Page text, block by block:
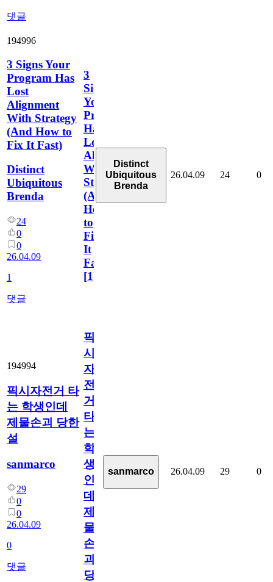
댓글
194996
3 Signs Your
Program Has
Lost
Alignment
With Strategy
(And How to
Fix It Fast)
Distinct
Ubiquitous
Brenda
24
0
0
26.04.09
1
댓글
3
Signs
Your
Program
Has
Lost
Alignment
With
Strategy
(And
How
to
Fix
It
Fast)
[1]
Distinct
Ubiquitous
Brenda
26.04.09 24 0
194994
픽시자전거 타
는 학생인데
제물손괴 당한
설
sanmarco
29
0
0
26.04.09
0
댓글
픽
시
자
전
거
타
는
학
생
인
데
제
물
손
괴
당
sanmarco 26.04.09 29 0